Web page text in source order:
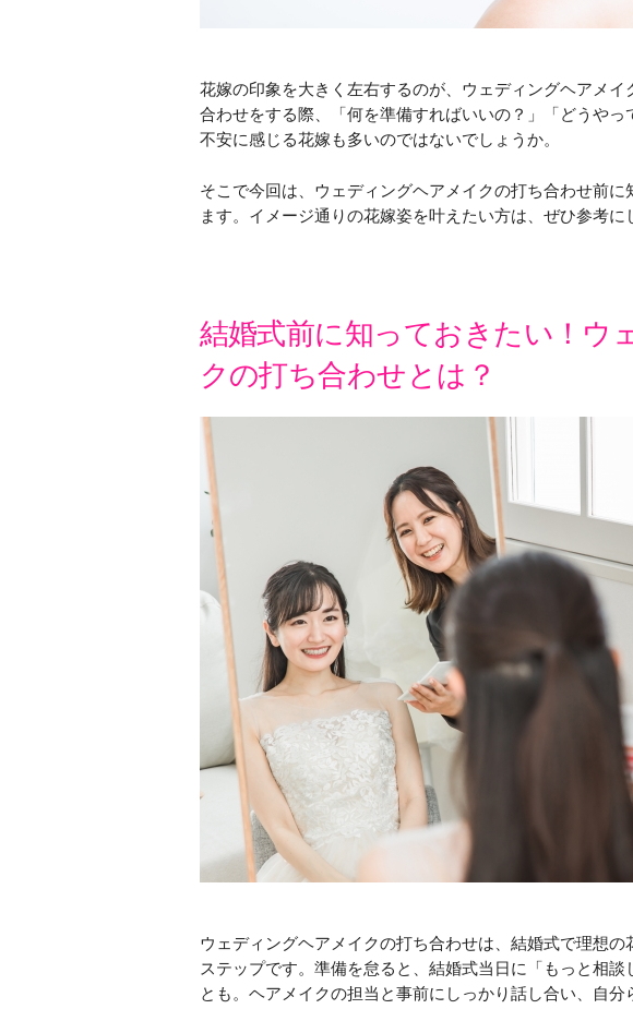
花嫁の印象を大きく左右するのが、ウェディングヘアメ
合わせをする際、「何を準備すればいいの？」「どうやっ
不安に感じる花嫁も多いのではないでしょうか。
そこで今回は、ウェディングヘアメイクの打ち合わせ前
ます。イメージ通りの花嫁姿を叶えたい方は、ぜひ参考に
結婚式前に知っておきたい！ウ
クの打ち合わせとは？
ウェディングヘアメイクの打ち合わせは、結婚式で理想
ステップです。準備を怠ると、結婚式当日に「もっと相談
とも。ヘアメイクの担当と事前にしっかり話し合い、自